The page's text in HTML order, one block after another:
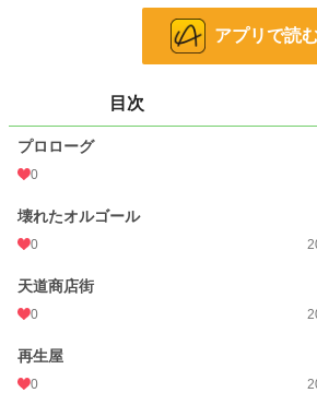
の店を必要としてる者の耳に届く。
本当にどんなものでも直してくれるのか？お代は
再生屋は、それが必要な人の目にしかその店構え
その姿を見ることができるのは、幸せなのか。果
小説 228,746 位 / 228,746 件
キャラ文芸
お気に入り
文字数
アプリで読
目次
プロローグ
0
壊れたオルゴール
0
天道商店街
0
再生屋
0